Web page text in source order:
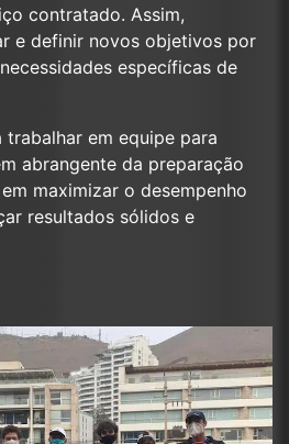
contratado. Assim,
e definir novos objetivos por
específicas de
em equipe para
abrangente da preparação
maximizar o desempenho
resultados sólidos e